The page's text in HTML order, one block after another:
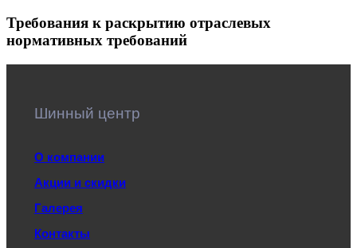
Требования к раскрытию отраслевых
нормативных требований
Шинный центр
О компании
Акции и скидки
Галерея
Контакты